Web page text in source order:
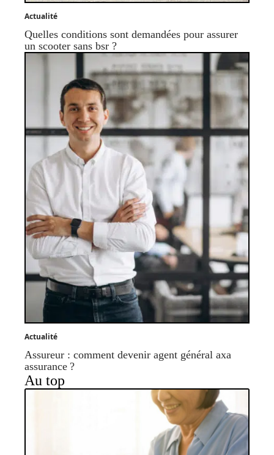
Actualité
Quelles conditions sont demandées pour assurer
un scooter sans bsr ?
Actualité
Assureur : comment devenir agent général axa
assurance ?
Au top